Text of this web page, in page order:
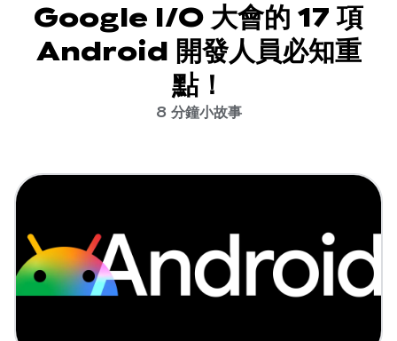
Google I/O 大會的 17 項
Android 開發人員必知重
點！
8 分鐘小故事